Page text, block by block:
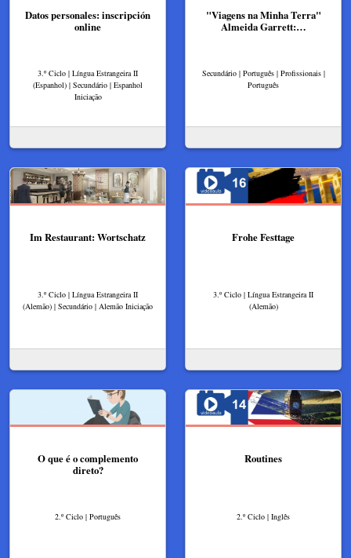
Datos personales: inscripción
online
3.º Ciclo | Língua Estrangeira II
(Espanhol) | Secundário | Espanhol
Iniciação
"Viagens na Minha Terra"
Almeida Garrett:…
Secundário | Português | Profissionais |
Português
Im Restaurant: Wortschatz
3.º Ciclo | Língua Estrangeira II
(Alemão) | Secundário | Alemão Iniciação
Frohe Festtage
3.º Ciclo | Língua Estrangeira II
(Alemão)
O que é o complemento
direto?
2.º Ciclo | Português
Routines
2.º Ciclo | Inglês